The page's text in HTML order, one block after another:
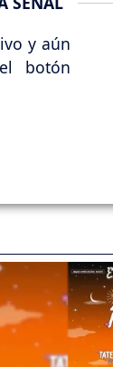
y aún
botón